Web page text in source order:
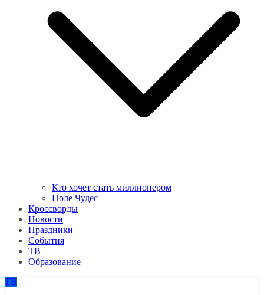
Кто хочет стать миллионером
Поле Чудес
Кроссворды
Новости
Праздники
События
ТВ
Образование
ТВ